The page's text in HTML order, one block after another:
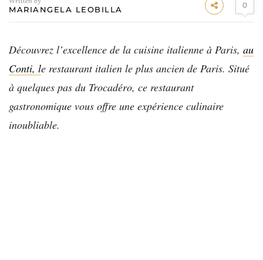
MARIANGELA LEOBILLA 0
Découvrez l’excellence de la cuisine italienne à Paris, au
Conti, le restaurant italien le plus ancien de Paris. Situé
à quelques pas du Trocadéro, ce restaurant
gastronomique vous offre une expérience culinaire
inoubliable.